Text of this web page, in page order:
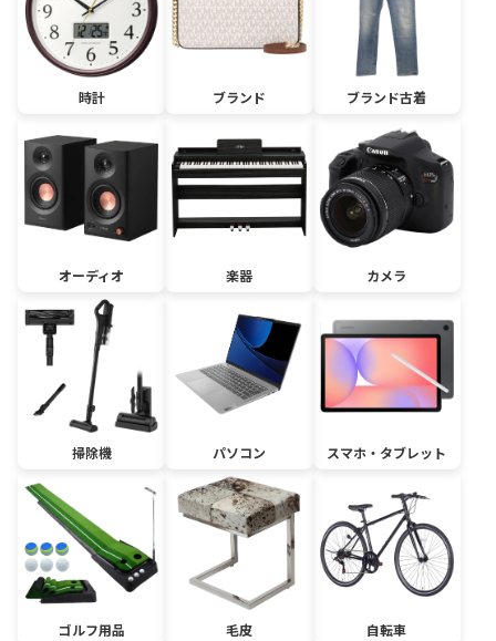
時計 ブランド ブランド古着
オーディオ 楽器 カメラ
掃除機 パソコン スマホ・タブレット
ゴルフ用品 毛皮 自転車